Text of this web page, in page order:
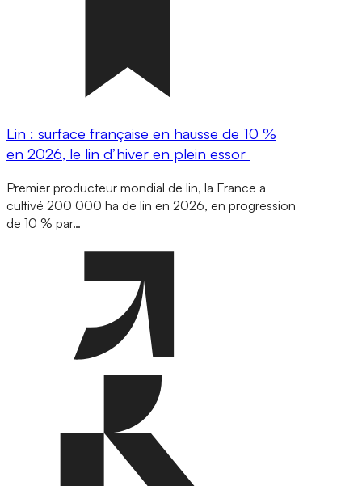
Lin : surface française en hausse de 10 %
en 2026, le lin d’hiver en plein essor
Premier producteur mondial de lin, la France a
cultivé 200 000 ha de lin en 2026, en progression
de 10 % par…